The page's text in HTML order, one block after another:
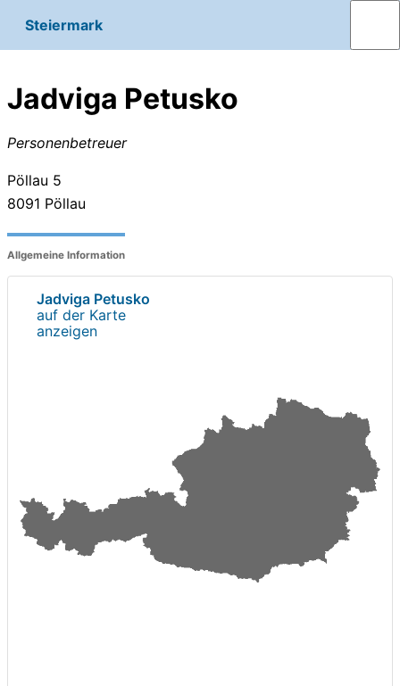
Steiermark
Jadviga Petusko
Personenbetreuer
Pöllau 5
8091 Pöllau
Allgemeine Information
Jadviga Petusko
auf der Karte
anzeigen